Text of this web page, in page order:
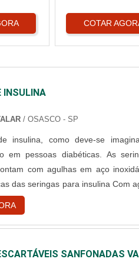
COTAR
INSULINA
/ OSASCO - SP
insulina, como deve-se
em pessoas diabéticas. As
com agulhas em aço
das seringas para insulina Com
a aplicação de insulina
aplicação; Diferentes tamanhos
SANFONADAS